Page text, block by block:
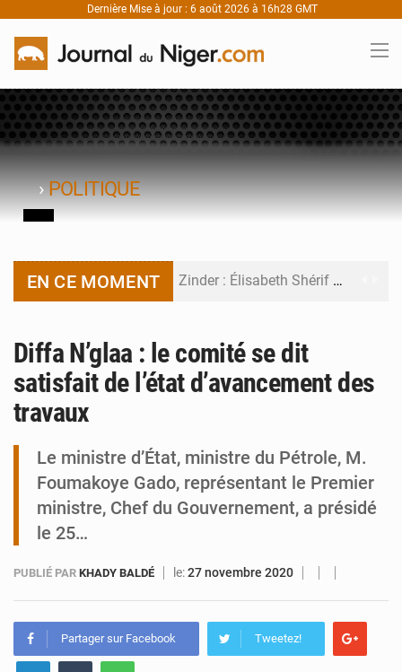
Dernière Mise à jour : 6 août 2026 à 16h28 GMT
›POLITIQUE
EN CE MOMENT Zinder : Élisabeth Shérif visite l’école Birni Garçon
Diffa N’glaa : le comité se dit
satisfait de l’état d’avancement des
travaux
Le ministre d’État, ministre du Pétrole, M.
Foumakoye Gado, représentant le Premier
ministre, Chef du Gouvernement, a présidé
le 25…
PUBLIÉ PAR KHADY BALDÉ le:27 novembre 2020
Partager sur Facebook Tweetez!